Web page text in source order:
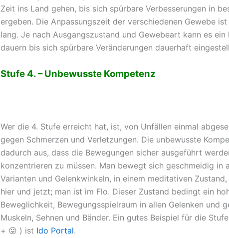
Zeit ins Land gehen, bis sich spürbare Verbesserungen in
ergeben. Die Anpassungszeit der verschiedenen Gewebe
lang. Je nach Ausgangszustand und Gewebeart kann es
dauern bis sich spürbare Veränderungen dauerhaft
Stufe 4. – Unbewusste Kompetenz
Wer die 4. Stufe erreicht hat, ist, von Unfällen einmal
gegen Schmerzen und Verletzungen. Die unbewusste
dadurch aus, dass die Bewegungen sicher ausgeführt
konzentrieren zu müssen. Man bewegt sich geschmeidig in
Varianten und Gelenkwinkeln, in einem meditativen
hier und jetzt; man ist im Flo. Dieser Zustand bedingt ein
Beweglichkeit, Bewegungsspielraum in allen Gelenken und
Muskeln, Sehnen und Bänder. Ein gutes Beispiel für die
+ 😛 ) ist Ido Portal.